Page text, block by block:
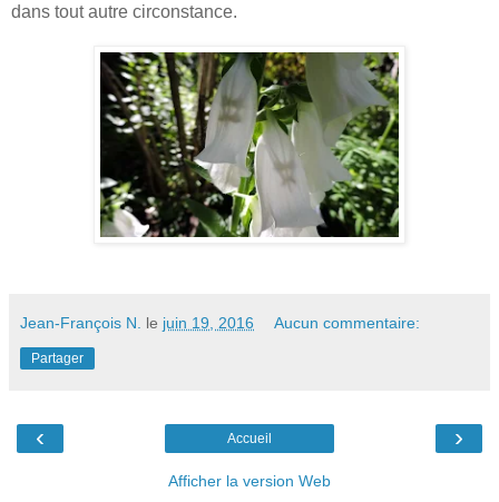
dans tout autre circonstance.
Jean-François N. le juin 19, 2016 Aucun commentaire:
Partager
‹ ›
Accueil
Afficher la version Web